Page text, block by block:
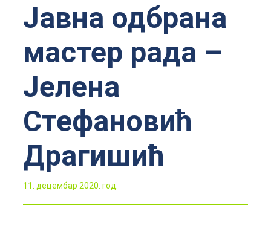
Јавна одбрана
мастер рада –
Јелена
Стефановић
Драгишић
11. децембар 2020. год.